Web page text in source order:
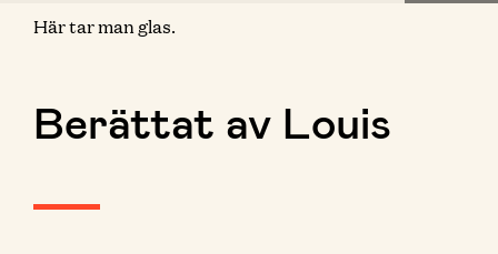
Här tar man glas.
Berättat av Louis